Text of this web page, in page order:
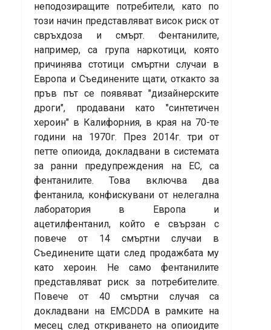
неподозиращите потребители, като по
този начин представляват висок риск от
свръхдоза и смърт. Фентанилите,
например, са група наркотици, която
причинява стотици смъртни случаи в
Европа и Съединените щати, откакто за
пръв път се появяват "дизайнерските
дроги", продавани като "синтетичен
хероин" в Калифорния, в края на 70-те
години на 1970г. През 2014г. три от
петте опиоида, докладвани в системата
за ранни предупреждения на ЕС, са
фентанилите. Това включва два
фентанила, конфискувани от нелегална
лаборатория в Европа и
ацетилфентанил, който е свързан с
повече от 14 смъртни случаи в
Съединените щати след продажбата му
като хероин. Не само фентанилите
представляват риск за потребителите.
Повече от 40 смъртни случая са
докладвани на EMCDDA в рамките на
месец след откриването на опиоидите